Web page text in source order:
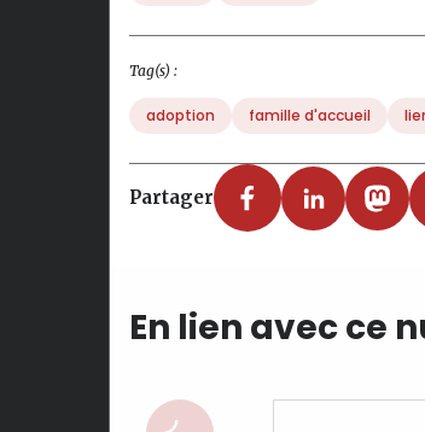
Tag(s) :
adoption famille d'accueil
Partager
En lien avec ce